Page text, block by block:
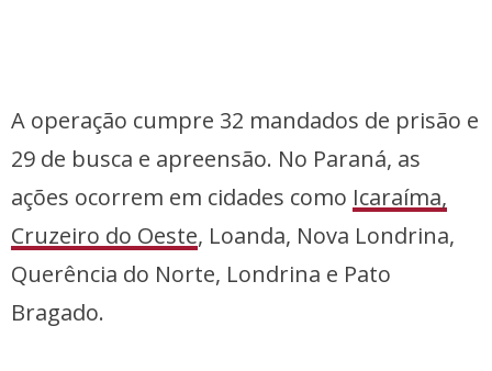
A operação cumpre 32 mandados de prisão e
29 de busca e apreensão. No Paraná, as
ações ocorrem em cidades como Icaraíma,
Cruzeiro do Oeste, Loanda, Nova Londrina,
Querência do Norte, Londrina e Pato
Bragado.